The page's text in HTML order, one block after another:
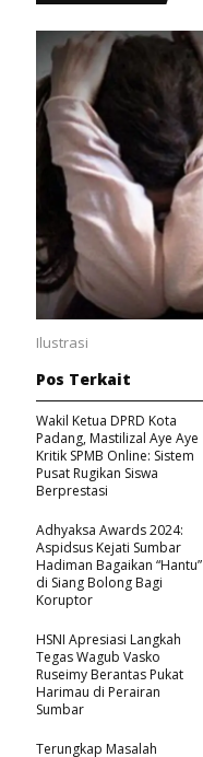
Ilustrasi
Pos Terkait
Wakil Ketua DPRD Kota
Padang, Mastilizal Aye Aye
Kritik SPMB Online: Sistem
Pusat Rugikan Siswa
Berprestasi
Adhyaksa Awards 2024:
Aspidsus Kejati Sumbar
Hadiman Bagaikan “Hantu”
di Siang Bolong Bagi
Koruptor
HSNI Apresiasi Langkah
Tegas Wagub Vasko
Ruseimy Berantas Pukat
Harimau di Perairan
Sumbar
Terungkap Masalah